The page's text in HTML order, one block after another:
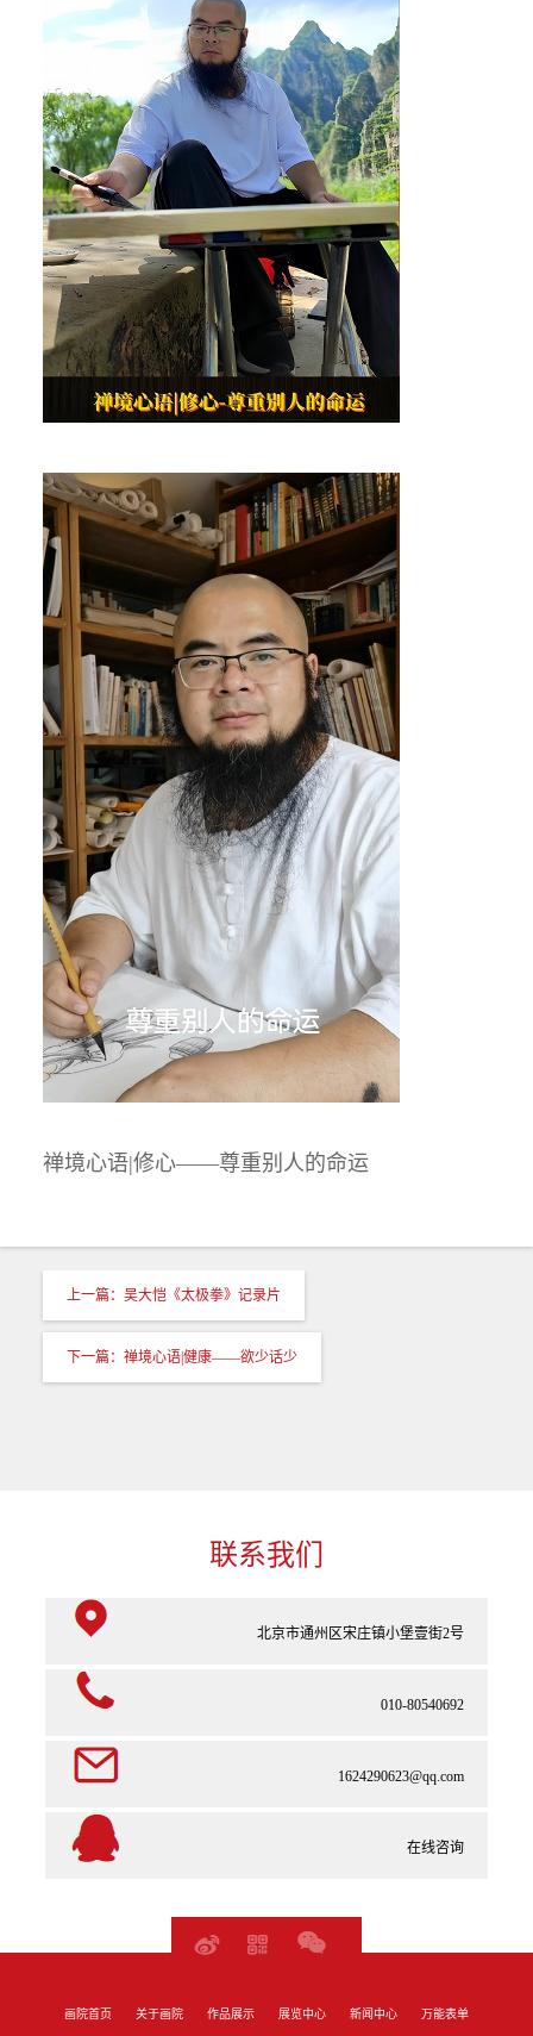
禅境心语|修心——尊重别人的命运
上一篇：吴大恺《太极拳》记录片
下一篇：禅境心语|健康——欲少话少
联系我们
北京市通州区宋庄镇小堡壹街2号
010-80540692
1624290623@qq.com
在线咨询
画院首页 关于画院 作品展示 展览中心 新闻中心 万能表单